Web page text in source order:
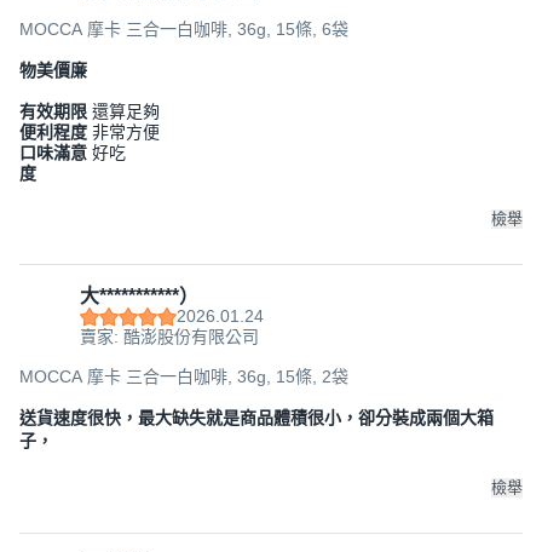
MOCCA 摩卡 三合一白咖啡, 36g, 15條, 6袋
物美價廉
有效期限 還算足夠
便利程度 非常方便
口味滿意
度
好吃
檢舉
大***********）
2026.01.24
賣家: 酷澎股份有限公司
MOCCA 摩卡 三合一白咖啡, 36g, 15條, 2袋
送貨速度很快，最大缺失就是商品體積很小，卻分裝成兩個大箱
子，
檢舉